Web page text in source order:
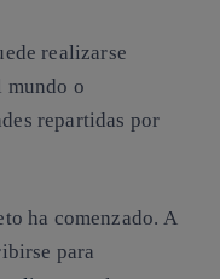
realizarse
mundo o
repartidas por
ha comenzado. A
para